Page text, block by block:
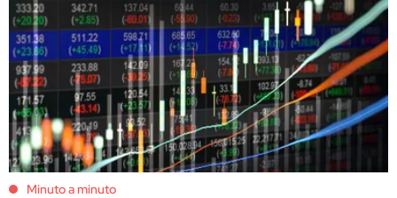
Minuto a minuto